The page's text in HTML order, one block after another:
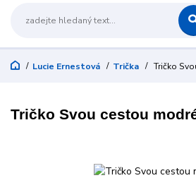
Lucie Ernestová Trička Tričko
Tričko Svou cestou